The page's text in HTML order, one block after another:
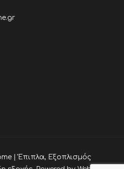
| Έπιπλα, Εξοπλισμός